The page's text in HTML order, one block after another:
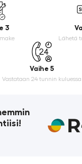
3
Lähetä
Vaihe 5
Vastataan 24 tunnin kuluessa